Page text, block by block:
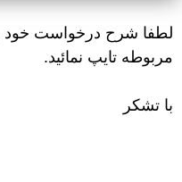
شرح درخواست خود را
تایپ نمائید.
تشکر